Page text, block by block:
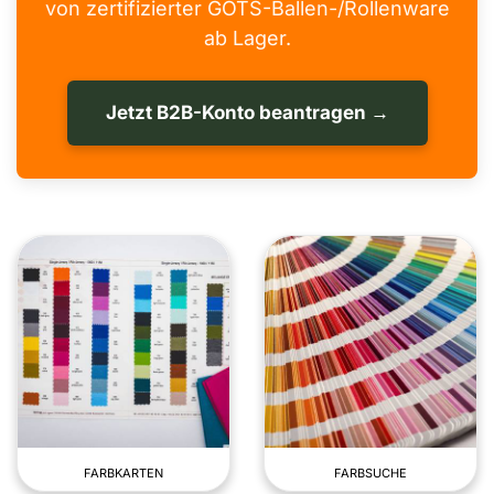
von zertifizierter GOTS-Ballen-/Rollenware
ab Lager.
Jetzt B2B-Konto beantragen →
FARBKARTEN FARBSUCHE